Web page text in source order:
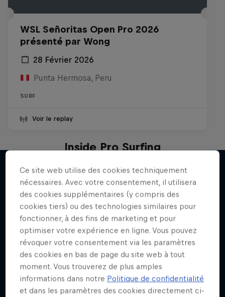
WSL Señoritas Open Pro 2026
présenté par Wong
28 Février 2026
Punta Hermosa, Peru
SURF
Voir le replay
J'en veux encore !
Inside Pro Surfing
Plongez dans les coulisses du Championship
Tour de la WSL 2025
2 Saisons · 14 épisodes
Ce site web utilise des cookies techniquement
nécessaires. Avec votre consentement, il utilisera
des cookies supplémentaires (y compris des
cookies tiers) ou des technologies similaires pour
fonctionner, à des fins de marketing et pour
optimiser votre expérience en ligne. Vous pouvez
révoquer votre consentement via les paramètres
des cookies en bas de page du site web à tout
moment. Vous trouverez de plus amples
informations dans notre Politique de confidentialité
et dans les paramètres des cookies directement ci-